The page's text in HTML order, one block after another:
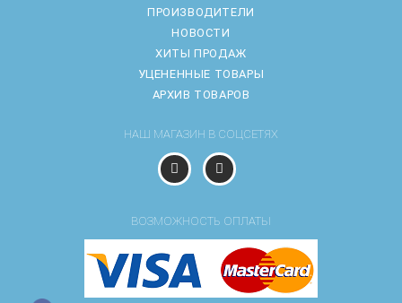
ПРОИЗВОДИТЕЛИ
НОВОСТИ
ХИТЫ ПРОДАЖ
УЦЕНЕННЫЕ ТОВАРЫ
АРХИВ ТОВАРОВ
НАШ МАГАЗИН В СОЦСЕТЯХ
ВОЗМОЖНОСТЬ ОПЛАТЫ